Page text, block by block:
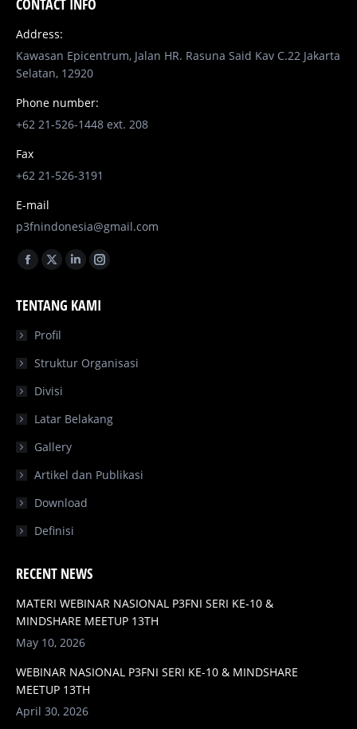
Address:
Kawasan Epicentrum, Jalan HR. Rasuna Said Kav C.22 Jakarta
Selatan, 12920
Phone number:
+62 21-526-1448 ext. 208
Fax
+62 21-526-3191
E-mail
p3fnindonesia@gmail.com
Find us on:
Facebook
opens
in
window
X
opens
in
window
Linkedin
opens
window
Instagram
opens
window
TENTANG KAMI
Profil
Struktur Organisasi
Divisi
Latar Belakang
Gallery
Artikel dan Publikasi
Download
Definisi
RECENT NEWS
MATERI WEBINAR NASIONAL P3FNI SERI KE-10 &
MINDSHARE MEETUP 13TH
May 10, 2026
WEBINAR NASIONAL P3FNI SERI KE-10 & MINDSHARE
MEETUP 13TH
April 30, 2026